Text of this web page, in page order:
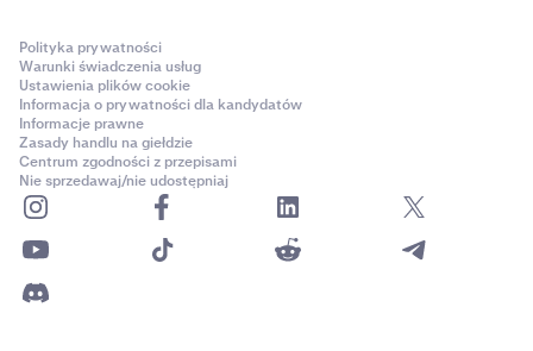
Polityka prywatności
Warunki świadczenia usług
Ustawienia plików cookie
Informacja o prywatności dla kandydatów
Informacje prawne
Zasady handlu na giełdzie
Centrum zgodności z przepisami
Nie sprzedawaj/nie udostępniaj